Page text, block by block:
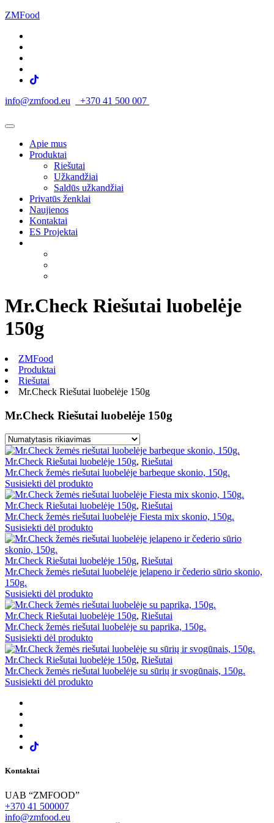
ZMFood
info@zmfood.eu +370 41 500 007
Apie mus
Produktai
Riešutai
Užkandžiai
Saldūs užkandžiai
Privatūs ženklai
Naujienos
Kontaktai
ES Projektai
Mr.Check Riešutai luobelėje
150g
ZMFood
Produktai
Riešutai
Mr.Check Riešutai luobelėje 150g
Mr.Check Riešutai luobelėje 150g
Mr.Check Riešutai luobelėje 150g, Riešutai
Mr.Check žemės riešutai luobelėje barbeque skonio, 150g.
Susisiekti dėl produkto
Mr.Check Riešutai luobelėje 150g, Riešutai
Mr.Check žemės riešutai luobelėje Fiesta mix skonio, 150g.
Susisiekti dėl produkto
Mr.Check Riešutai luobelėje 150g, Riešutai
Mr.Check žemės riešutai luobelėje jelapeno ir čederio sūrio skonio,
150g.
Susisiekti dėl produkto
Mr.Check Riešutai luobelėje 150g, Riešutai
Mr.Check žemės riešutai luobelėje su paprika, 150g.
Susisiekti dėl produkto
Mr.Check Riešutai luobelėje 150g, Riešutai
Mr.Check žemės riešutai luobelėje su sūrių ir svogūnais, 150g.
Susisiekti dėl produkto
Kontaktai
UAB “ZMFOOD”
+370 41 500007
info@zmfood.eu